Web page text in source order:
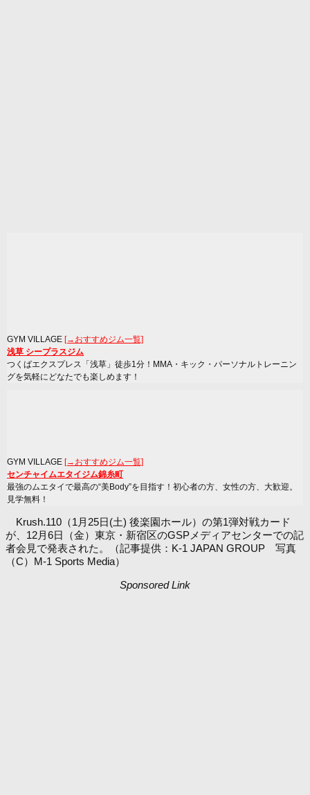
GYM VILLAGE [→おすすめジム一覧]
浅草 シープラスジム
つくばエクスプレス「浅草」徒歩1分！MMA・キック・パーソナルトレーニン
グを気軽にどなたでも楽しめます！
GYM VILLAGE [→おすすめジム一覧]
センチャイムエタイジム錦糸町
最強のムエタイで最高の“美Body”を目指す！初心者の方、女性の方、大歓迎。
見学無料！
Krush.110（1月25日(土) 後楽園ホール）の第1弾対戦カード
が、12月6日（金）東京・新宿区のGSPメディアセンターでの記
者会見で発表された。（記事提供：K-1 JAPAN GROUP 写真
（C）M-1 Sports Media）
Sponsored Link